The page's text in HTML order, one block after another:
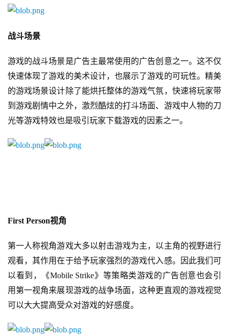
战斗场景
游戏的战斗场景是广告主最常使用的广告创意之一。这不仅
快速体现了游戏的美术设计，也展示了游戏的可玩性。精美
的游戏场景设计除了能烘托整体的游戏气氛，快速将玩家带
到游戏剧情中之外，激烈酷炫的打斗场面、游戏中人物的刀
光等游戏特效也是吸引玩家下载游戏的因素之一。
First Person视角
第一人称视角游戏大多以射击游戏为主，以主角的视野进行
观看，其作用在于给予玩家强烈的游戏代入感。因此我们可
以看到，《Mobile Strike》等策略类游戏的广告创意也会引
用第一视角来展现游戏的战争场面，这种更直观的游戏视觉
可以大大提高受众对游戏的好感度。